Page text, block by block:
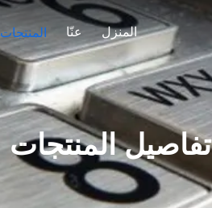
المنزل عنّا المنتجات
تفاصيل المنتجات